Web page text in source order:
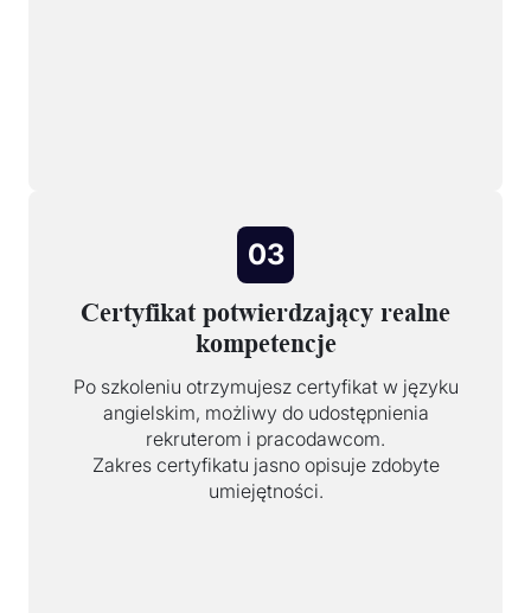
03
Certyfikat potwierdzający realne
kompetencje
Po szkoleniu otrzymujesz certyfikat w języku
angielskim, możliwy do udostępnienia
rekruterom i pracodawcom.
Zakres certyfikatu jasno opisuje zdobyte
umiejętności.